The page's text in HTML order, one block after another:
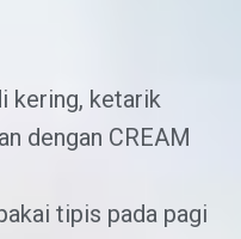
kering, ketarik
dengan CREAM
tipis pada pagi